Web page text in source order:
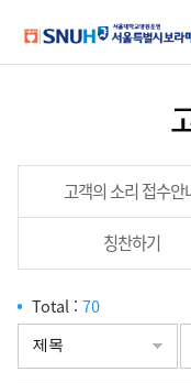
고객의 소리 접수안
칭찬하기
Total : 70